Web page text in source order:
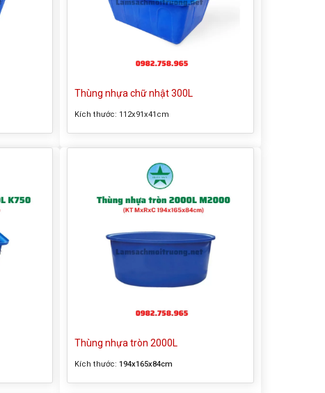
Thùng nhựa chữ nhật 300L
Kích thước: 112x91x41cm
Thùng nhựa tròn 2000L
Kích thước: 194x165x84cm